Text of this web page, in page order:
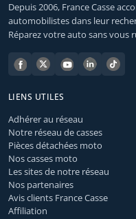
Depuis 2006, France Casse
automobilistes dans leur
Réparez votre auto sans vous
LIENS UTILES
Adhérer au réseau
Notre réseau de casses
Pièces détachées moto
Nos casses moto
Les sites de notre réseau
Nos partenaires
Avis clients France Casse
Affiliation